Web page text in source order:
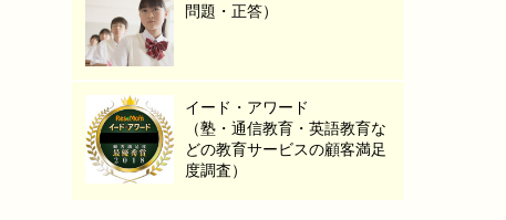
問題・正答）
イード・アワード
（塾・通信教育・英語教育な
どの教育サービスの顧客満足
度調査）